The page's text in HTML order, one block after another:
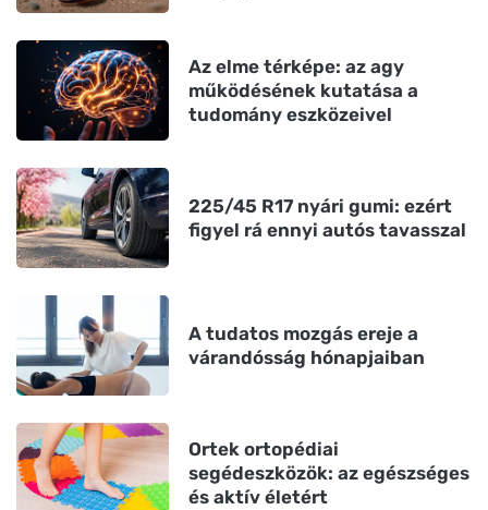
Az elme térképe: az agy
működésének kutatása a
tudomány eszközeivel
225/45 R17 nyári gumi: ezért
figyel rá ennyi autós tavasszal
A tudatos mozgás ereje a
várandósság hónapjaiban
Ortek ortopédiai
segédeszközök: az egészséges
és aktív életért